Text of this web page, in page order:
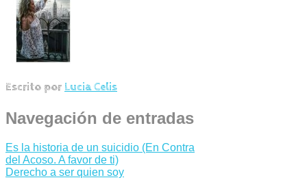
Escrito por Lucia Celis
Navegación de entradas
Es la historia de un suicidio (En Contra
del Acoso. A favor de ti)
Derecho a ser quien soy